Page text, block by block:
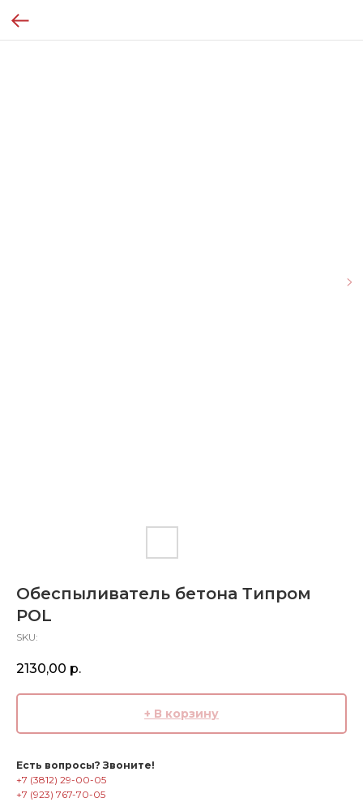
Обеспыливатель бетона Типром
POL
SKU:
2130,00 р.
+ В корзину
Есть вопросы? Звоните!
+7 (3812) 29-00-05
+7 (923) 767-70-05